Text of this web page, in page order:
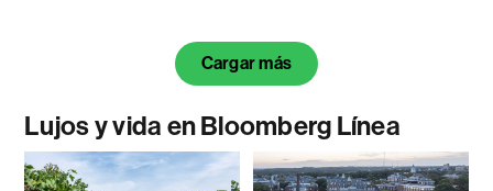
Cargar más
Lujos y vida en Bloomberg Línea